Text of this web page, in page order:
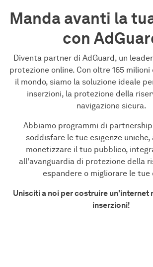
Manda avanti la
con
Diventa partner di AdGuard, un
protezione online. Con oltre 165
il mondo, siamo la soluzione ideale
inserzioni, la protezione della
navigazione sicura.
Abbiamo programmi di
soddisfare le tue esigenze
monetizzare il tuo pubblico,
all'avanguardia di protezione della
espandere o migliorare le
Unisciti a noi per costruire un'internet
inserzioni!